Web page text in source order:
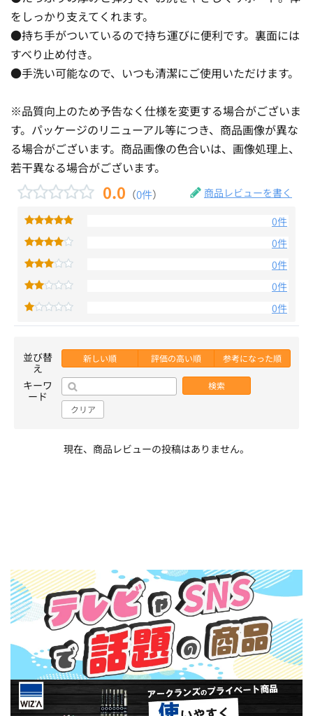
をしっかり支えてくれます。
●持ち手がついているので持ち運びに便利です。裏面には
すべり止め付き。
●手洗い可能なので、いつも清潔にご使用いただけます。
※品質向上のため予告なく仕様を変更する場合がございま
す。パッケージのリニューアル等につき、商品画像が異な
る場合がございます。商品画像の色合いは、画像処理上、
若干異なる場合がございます。
0.0 （0件） 商品レビューを書く
0件
0件
0件
0件
0件
並び替
え
新しい順 評価の高い順 参考になった順
キーワ
ード
検索
クリア
現在、商品レビューの投稿はありません。